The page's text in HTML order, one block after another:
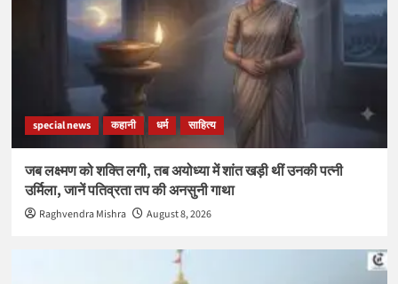
special news कहानी धर्म साहित्य
जब लक्ष्मण को शक्ति लगी, तब अयोध्या में शांत खड़ी थीं उनकी पत्नी
उर्मिला, जानें पतिव्रता तप की अनसुनी गाथा
Raghvendra Mishra August 8, 2026